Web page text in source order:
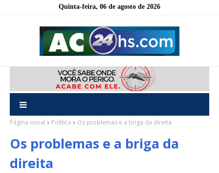
Quinta-feira, 06 de agosto de 2026
Página inicial Política Os problemas e a briga da direita
Os problemas e a briga da
direita